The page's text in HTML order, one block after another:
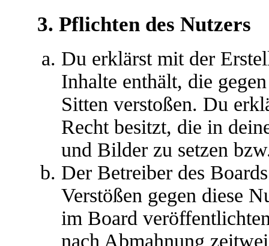
3. Pflichten des Nutzers
Du erklärst mit der
Inhalte enthält, die
Sitten verstoßen. Du
Recht besitzt, die in
und Bilder zu setzen
Der Betreiber des
Verstößen gegen diese
im Board
nach Abmahnung